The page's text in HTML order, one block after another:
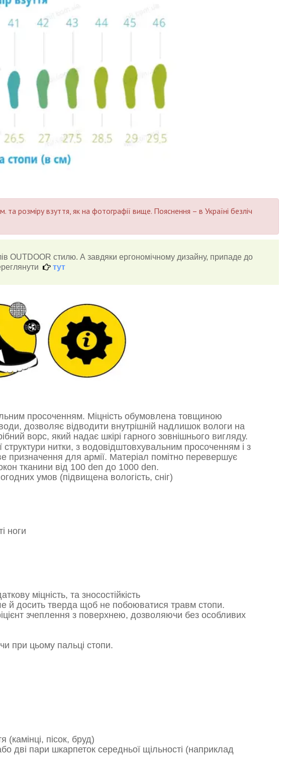
та розміру взуття, як на фотографії вище. Пояснення – в Україні безліч
OUTDOOR стилю. А завдяки ергономічному дизайну, припаде до
тут
просоченням. Міцність обумовлена ​​товщиною
дозволяє відводити внутрішній надлишок вологи на
ворс, який надає шкірі гарного зовнішнього вигляду.
нитки, з водовідштовхувальним просоченням і з
призначення для армії. Матеріал помітно перевершує
тканини від 100 den до 1000 den.
умов (підвищена вологість, сніг)
ноги
міцність, та зносостійкість
й досить тверда щоб не побоюватися травм стопи.
зчеплення з поверхнею, дозволяючи без особливих
при цьому пальці стопи.
(камінці, пісок, бруд)
дві пари шкарпеток середньої щільності (наприклад